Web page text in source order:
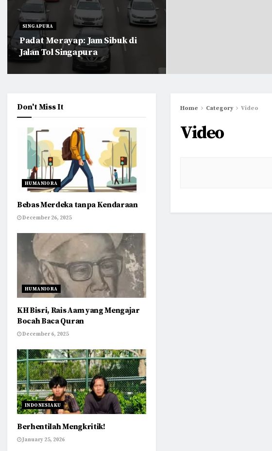
SINGAPURA
Padat Merayap: Jam Sibuk di
Jalan Tol Singapura
Home Category Video
Video
Don't Miss It
HUMANIORA
Bebas Merdeka tanpa Kendaraan
December 26, 2025
HUMANIORA
KH Bisri, Rais Aam yang Mengajar
Bocah Baca Quran
December 6, 2025
INDONESIAKU
Berhentilah Mengkritik!
January 25, 2026